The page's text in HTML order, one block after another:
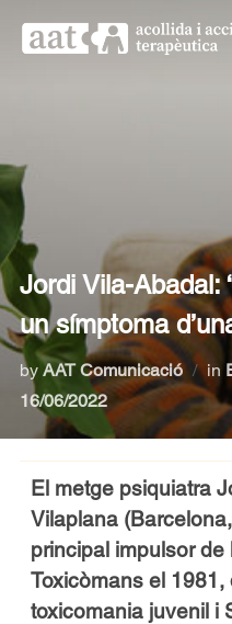
Jordi Vila-Abadal:
un símptoma
by AAT Comunicació in
16/06/2022
El metge psiquiatra
Vilaplana
principal impulsor de
Toxicòmans el
toxicomania juvenil i